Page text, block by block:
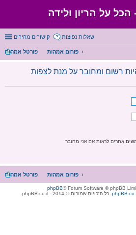
על הריון ולידה
קישורים מהירים שאלות נפוצות
פורטל אמהות
פורום אמהות
רשום ומחובר על מנת לצפות
אחרים לראות אם אני מחובר
פורטל אמהות פורום אמהות
phpBB® Forum Software © phpBB
. כל הזכויות שמורות © 2014 - phpBB.co.il.